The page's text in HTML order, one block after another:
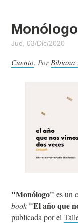
Monólogo
Jue, 03/Dic/2020
Cuento. PorBibiana
"Monólogo" es un
book "El año que
publicada por el